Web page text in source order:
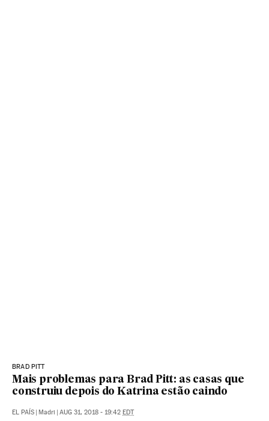
BRAD PITT
Mais problemas para Brad Pitt: as casas que
construiu depois do Katrina estão caindo
EL PAÍS Madri AUG 31, 2018 - 19:42 EDT